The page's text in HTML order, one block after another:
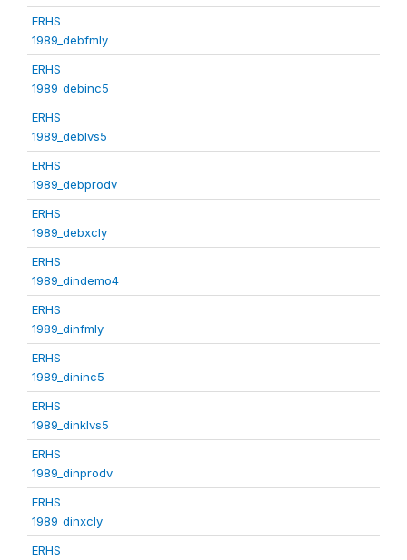
ERHS
1989_debfmly
ERHS
1989_debinc5
ERHS
1989_deblvs5
ERHS
1989_debprodv
ERHS
1989_debxcly
ERHS
1989_dindemo4
ERHS
1989_dinfmly
ERHS
1989_dininc5
ERHS
1989_dinklvs5
ERHS
1989_dinprodv
ERHS
1989_dinxcly
ERHS